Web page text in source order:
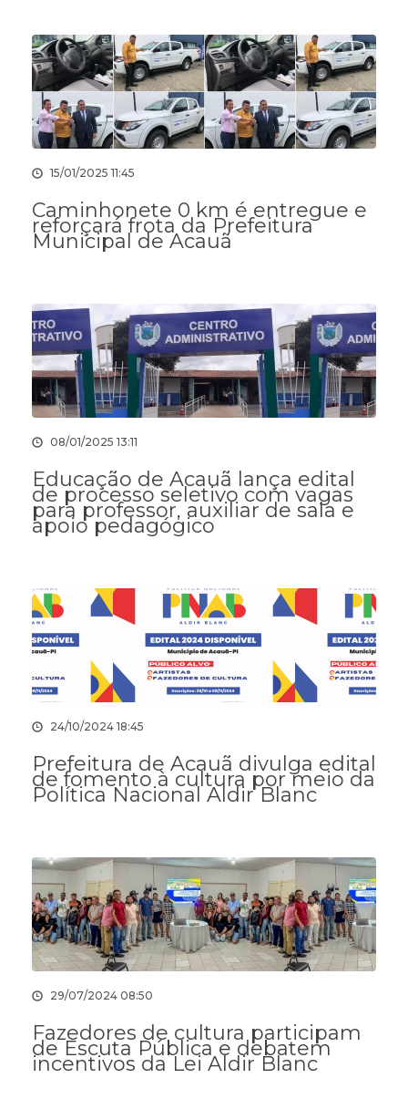
15/01/2025 11:45
Caminhonete 0 km é entregue e
reforçará frota da Prefeitura
Municipal de Acauã
08/01/2025 13:11
Educação de Acauã lança edital
de processo seletivo com vagas
para professor, auxiliar de sala e
apoio pedagógico
24/10/2024 18:45
Prefeitura de Acauã divulga edital
de fomento à cultura por meio da
Política Nacional Aldir Blanc
29/07/2024 08:50
Fazedores de cultura participam
de Escuta Pública e debatem
incentivos da Lei Aldir Blanc